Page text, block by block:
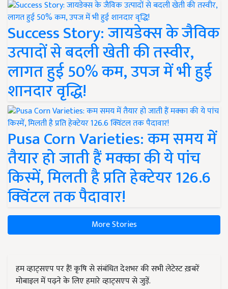
Success Story: जायडेक्स के जैविक
उत्पादों से बदली खेती की तस्वीर,
लागत हुई 50% कम, उपज में भी हुई
शानदार वृद्धि!
Pusa Corn Varieties: कम समय में
तैयार हो जाती हैं मक्का की ये पांच
किस्में, मिलती है प्रति हेक्टेयर 126.6
क्विंटल तक पैदावार!
More Stories
हम व्हाट्सएप पर हैं! कृषि से संबंधित देशभर की सभी लेटेस्ट ख़बरें
मोबाइल में पढ़ने के लिए हमारे व्हाट्सएप से जुड़ें.